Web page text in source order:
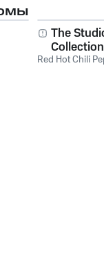
The
Collection
Red Hot Chili